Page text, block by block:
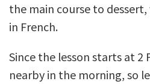
the main course to
in French.
Since the lesson starts at 2
nearby in the morning, so